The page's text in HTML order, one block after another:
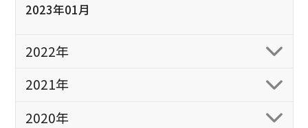
2023年01月
2022年
2021年
2020年